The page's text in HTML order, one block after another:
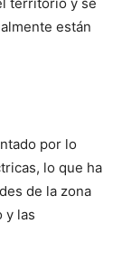
están
por lo
lo que ha
de la zona
y las